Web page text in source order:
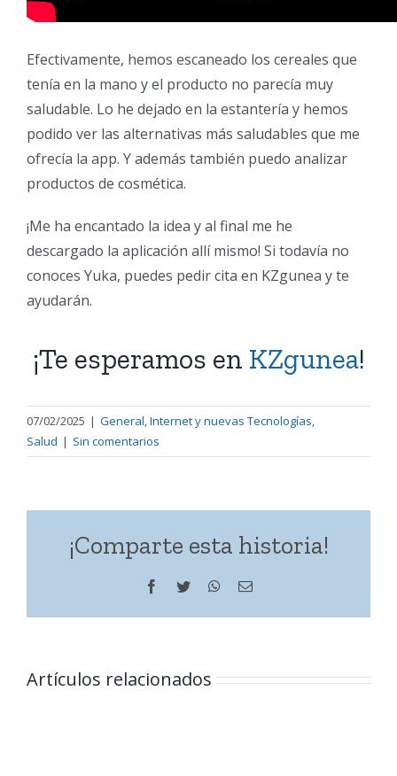
Efectivamente, hemos escaneado los cereales que
tenía en la mano y el producto no parecía muy
saludable. Lo he dejado en la estantería y hemos
podido ver las alternativas más saludables que me
ofrecía la app. Y además también puedo analizar
productos de cosmética.
¡Me ha encantado la idea y al final me he
descargado la aplicación allí mismo! Si todavía no
conoces Yuka, puedes pedir cita en KZgunea y te
ayudarán.
¡Te esperamos en KZgunea!
07/02/2025 | General,Internet y nuevas Tecnologías,
Salud | Sin comentarios
¡Comparte esta historia!
Facebook
Twitter WhatsApp
Correo
Artículos relacionados